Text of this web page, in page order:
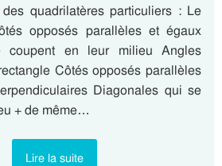
quadrilatères particuliers : Le
opposés parallèles et égaux
coupent en leur milieu Angles
Côtés opposés parallèles
Diagonales qui se
+ de même…
Lire la suite